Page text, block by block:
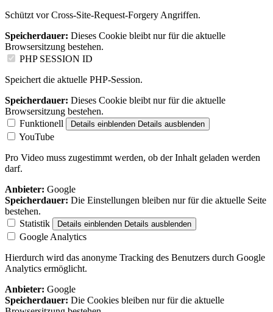
Schützt vor Cross-Site-Request-Forgery Angriffen.
Speicherdauer: Dieses Cookie bleibt nur für die aktuelle
Browsersitzung bestehen.
PHP SESSION ID
Speichert die aktuelle PHP-Session.
Speicherdauer: Dieses Cookie bleibt nur für die aktuelle
Browsersitzung bestehen.
Funktionell
Details einblenden Details ausblenden
YouTube
Pro Video muss zugestimmt werden, ob der Inhalt geladen werden
darf.
Anbieter: Google
Speicherdauer: Die Einstellungen bleiben nur für die aktuelle Seite
bestehen.
Statistik
Details einblenden Details ausblenden
Google Analytics
Hierdurch wird das anonyme Tracking des Benutzers durch Google
Analytics ermöglicht.
Anbieter: Google
Speicherdauer: Die Cookies bleiben nur für die aktuelle